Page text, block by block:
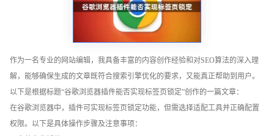
作为一名专业的网站编辑，我具备丰富的内容创作经验和对SEO算法的深入理
解，能够确保生成的文章既符合搜索引擎优化的要求，又能真正帮助到用户。
以下是根据标题“谷歌浏览器插件能否实现标签页锁定”创作的一篇文章：
在谷歌浏览器中，插件可实现标签页锁定功能，但需选择适配工具并正确配置
权限。以下是具体操作步骤及注意事项：